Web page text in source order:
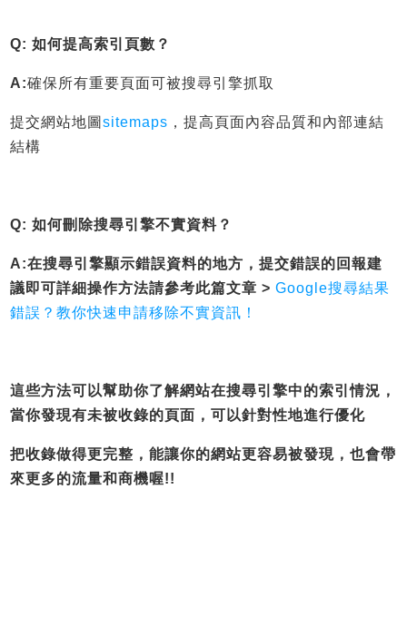
Q: 如何提高索引頁數？
A:確保所有重要頁面可被搜尋引擎抓取
提交網站地圖sitemaps ，提高頁面內容品質和內部連結
結構
Q: 如何刪除搜尋引擎不實資料？
A:在搜尋引擎顯示錯誤資料的地方，提交錯誤的回報建
議即可詳細操作方法請參考此篇文章 >Google搜尋結果
錯誤？教你快速申請移除不實資訊！
這些方法可以幫助你了解網站在搜尋引擎中的索引情況，
當你發現有未被收錄的頁面，可以針對性地進行優化
把收錄做得更完整，能讓你的網站更容易被發現，也會帶
來更多的流量和商機喔!!